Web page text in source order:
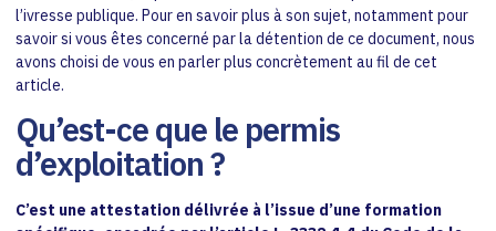
l’ivresse publique. Pour en savoir plus à son sujet, notamment pour
savoir si vous êtes concerné par la détention de ce document, nous
avons choisi de vous en parler plus concrètement au fil de cet
article.
Qu’est-ce que le permis
d’exploitation ?
C’est une attestation délivrée à l’issue d’une formation